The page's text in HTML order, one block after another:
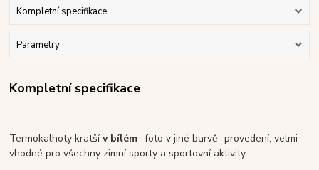
Kompletní specifikace
Parametry
Kompletní specifikace
Termokalhoty kratšív bílém -foto v jiné barvě- provedení, velmi
vhodné pro všechny zimní sporty a sportovní aktivity